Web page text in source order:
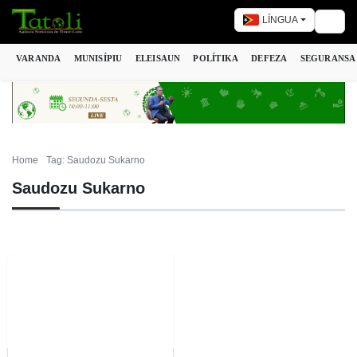
LÍNGUA
VARANDA MUNISÍPIU ELEISAUN POLÍTIKA DEFEZA SEGURANSA
Home Tag: Saudozu Sukarno
Saudozu Sukarno